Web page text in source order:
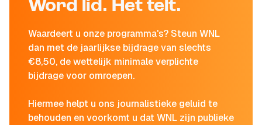
Word lid. Het telt.
Waardeert u onze programma's? Steun WNL
dan met de jaarlijkse bijdrage van slechts
€8,50, de wettelijk minimale verplichte
bijdrage voor omroepen.
Hiermee helpt u ons journalistieke geluid te
behouden en voorkomt u dat WNL zijn publieke